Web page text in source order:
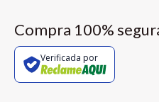
Compra 100%
Verificada por